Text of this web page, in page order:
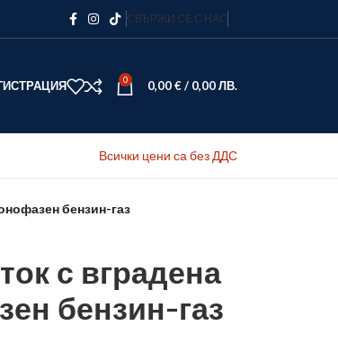
СВЪРЖИ СЕ С НАС
0 0,00€/ 0,00ЛВ.
Всички цени са без ДДС
бензин-газ
с вградена
бензин-газ